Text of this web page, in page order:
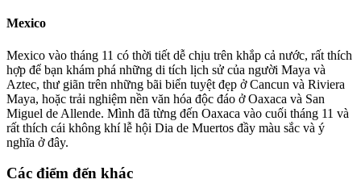
Mexico
Mexico vào tháng 11 có thời tiết dễ chịu trên khắp cả nước, rất thích
hợp để bạn khám phá những di tích lịch sử của người Maya và
Aztec, thư giãn trên những bãi biển tuyệt đẹp ở Cancun và Riviera
Maya, hoặc trải nghiệm nền văn hóa độc đáo ở Oaxaca và San
Miguel de Allende. Mình đã từng đến Oaxaca vào cuối tháng 11 và
rất thích cái không khí lễ hội Dia de Muertos đầy màu sắc và ý
nghĩa ở đây.
Các điểm đến khác